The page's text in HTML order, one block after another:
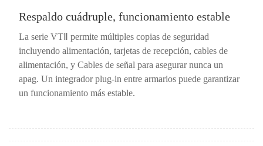
Respaldo cuádruple, funcionamiento estable
La serie VTⅡ permite múltiples copias de seguridad
incluyendo alimentación, tarjetas de recepción, cables de
alimentación, y Cables de señal para asegurar nunca un
apag. Un integrador plug-in entre armarios puede garantizar
un funcionamiento más estable.